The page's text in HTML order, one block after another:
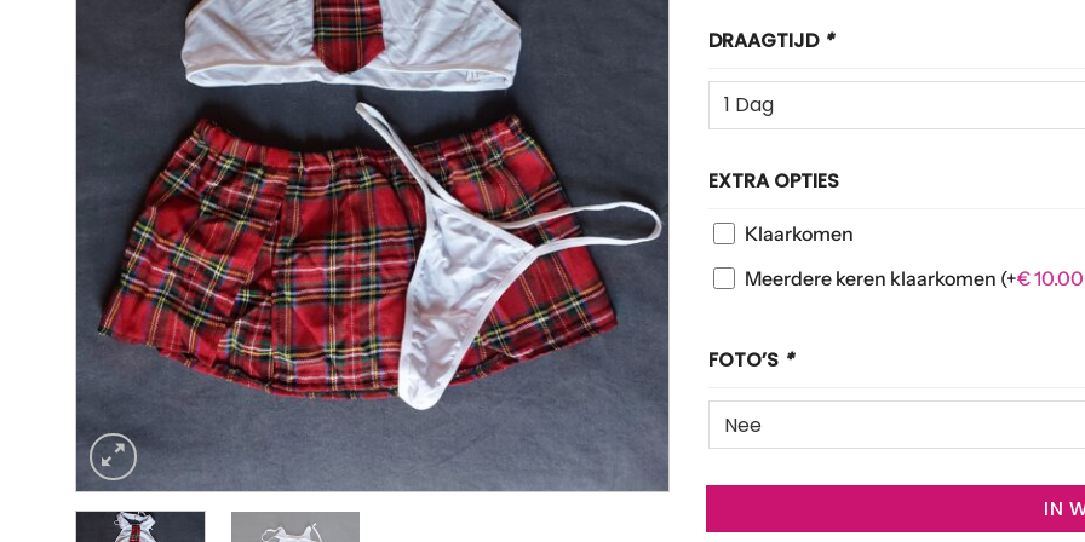
DRAAGTIJD *
EXTRA OPTIES
Klaarkomen
Meerdere keren klaarkomen (+€10.00
FOTO’S *
IN